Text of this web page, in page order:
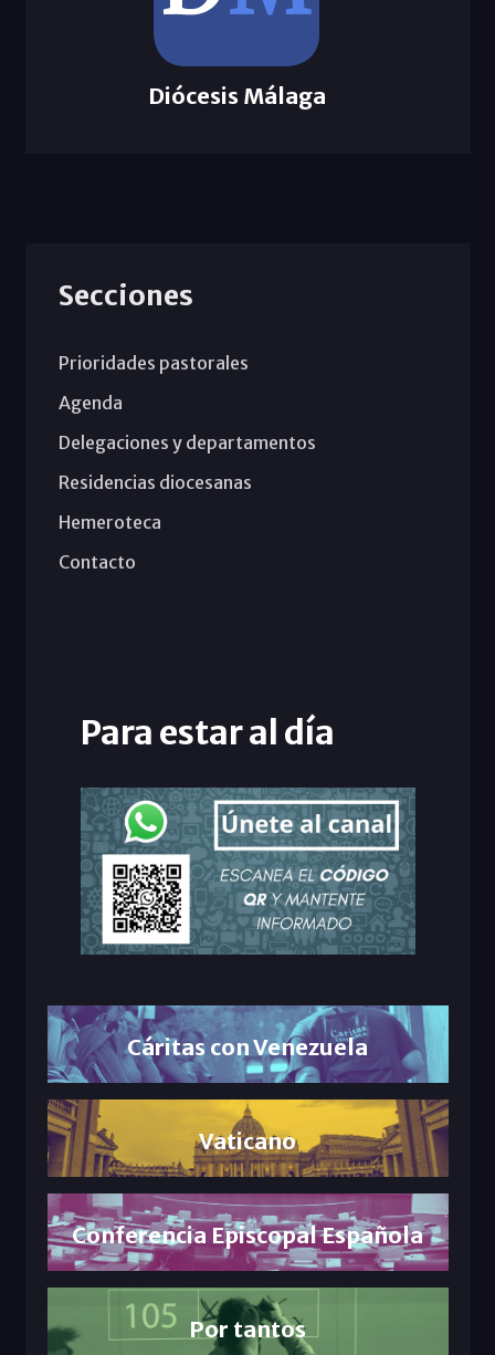
Diócesis Málaga
Secciones
Prioridades pastorales
Agenda
Delegaciones y departamentos
Residencias diocesanas
Hemeroteca
Contacto
Para estar al día
Cáritas con Venezuela
Vaticano
Conferencia Episcopal Española
Por tantos